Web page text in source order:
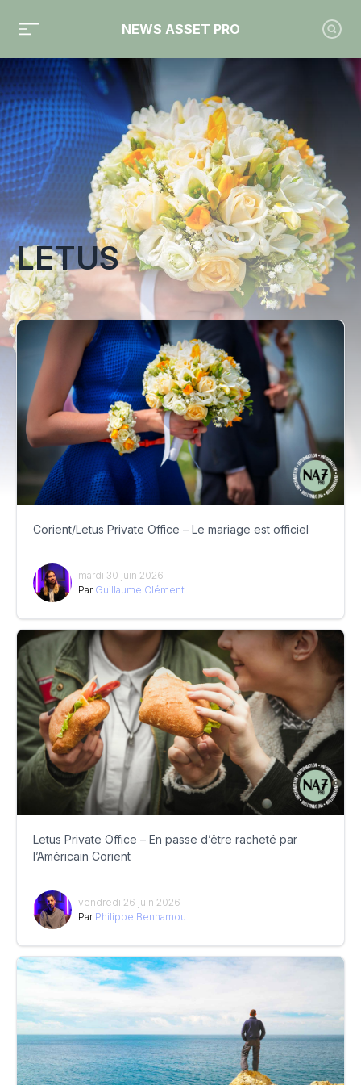
NEWS ASSET PRO
Toute l'actualité sur le tag "Letus"
LETUS
Corient/Letus Private Office – Le mariage est officiel
mardi 30 juin 2026
Par Guillaume Clément
Letus Private Office – En passe d’être racheté par
l’Américain Corient
vendredi 26 juin 2026
Par Philippe Benhamou